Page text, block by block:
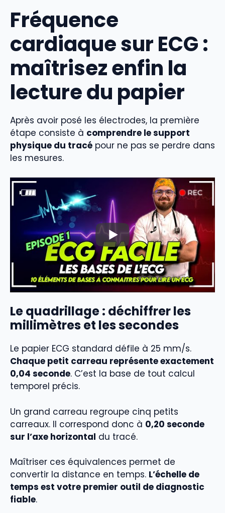
Fréquence
cardiaque sur ECG :
maîtrisez enfin la
lecture du papier
Après avoir posé les électrodes, la première
étape consiste à comprendre le support
physique du tracé pour ne pas se perdre dans
les mesures.
Le quadrillage : déchiffrer les
millimètres et les secondes
Le papier ECG standard défile à 25 mm/s.
Chaque petit carreau représente exactement
0,04 seconde. C’est la base de tout calcul
temporel précis.
Un grand carreau regroupe cinq petits
carreaux. Il correspond donc à 0,20 seconde
sur l’axe horizontal du tracé.
Maîtriser ces équivalences permet de
convertir la distance en temps. L’échelle de
temps est votre premier outil de diagnostic
fiable.